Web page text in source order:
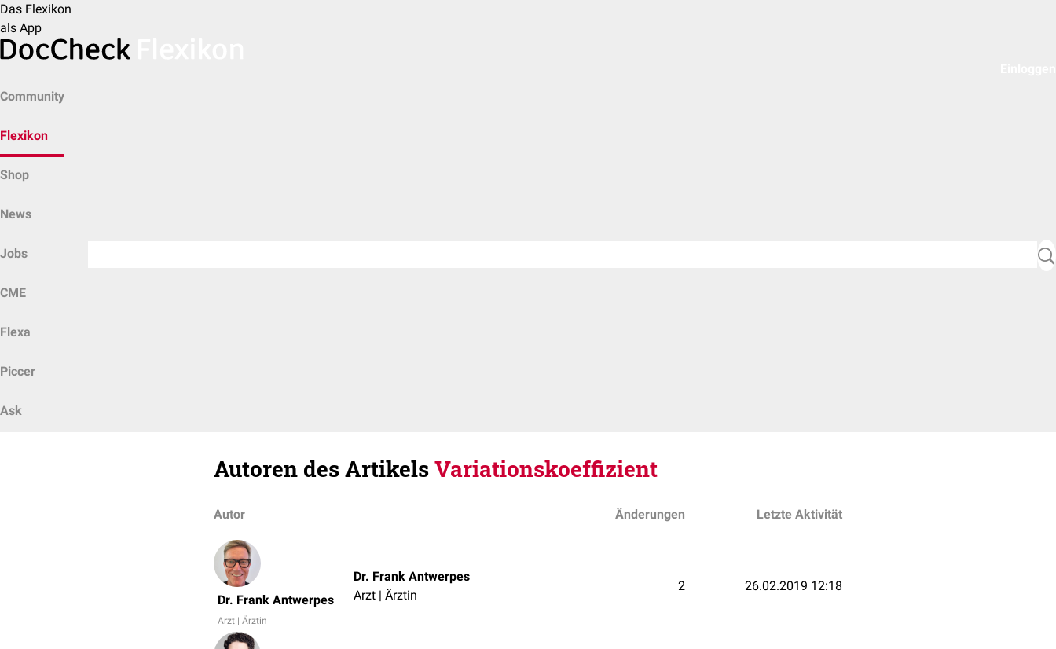
Das Flexikon
als App
Community
Flexikon
Shop
News
Jobs
CME
Flexa
Piccer
Ask
Autoren des ArtikelsVariationskoeffizient
Autor Änderungen Letzte Aktivität
Dr. Frank Antwerpes
Arzt | Ärztin
Dr. Frank Antwerpes
Arzt | Ärztin
2 26.02.2019 12:18